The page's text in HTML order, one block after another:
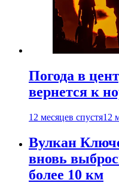
Погода в
вернется к
12 месяцев спустя12
Вулкан
вновь
более 10 км